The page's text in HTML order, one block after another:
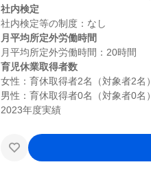
社内検定
月平均所定外労働時間
育児休業取得者数
女性：育休取得者2名（対象者2名）
男性：育休取得者0名（対象者0名）